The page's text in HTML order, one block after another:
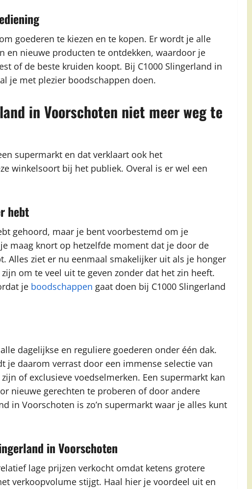
goederen te kiezen en te kopen. Er wordt je alle
en nieuwe producten te ontdekken, waardoor je
of de beste kruiden koopt. Bij C1000 Slingerland in
je met plezier boodschappen doen.
in Voorschoten niet meer weg te
supermarkt en dat verklaart ook het
winkelsoort bij het publiek. Overal is er wel een
hebt
gehoord, maar je bent voorbestemd om je
maag knort op hetzelfde moment dat je door de
Alles ziet er nu eenmaal smakelijker uit als je honger
om te veel uit te geven zonder dat het zin heeft.
je boodschappen gaat doen bij C1000 Slingerland
dagelijkse en reguliere goederen onder één dak.
je daarom verrast door een immense selectie van
of exclusieve voedselmerken. Een supermarkt kan
nieuwe gerechten te proberen of door andere
in Voorschoten is zo’n supermarkt waar je alles kunt
in Voorschoten
lage prijzen verkocht omdat ketens grotere
verkoopvolume stijgt. Haal hier je voordeel uit en